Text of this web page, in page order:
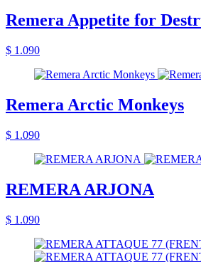
Remera Appetite for
$ 1.090
Remera Arctic Monkeys
$ 1.090
REMERA ARJONA
$ 1.090